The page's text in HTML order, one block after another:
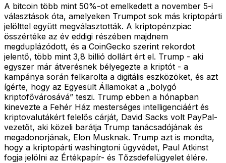
A bitcoin több mint 50%-ot emelkedett a november 5-i
választások óta, amelyeken Trumpot sok más kriptopárti
jelölttel együtt megválasztották. A kriptopénzpiac
összértéke az év eddigi részében majdnem
megduplázódott, és a CoinGecko szerint rekordot
jelentő, több mint 3,8 billió dollárt ért el. Trump - aki
egyszer már átverésnek bélyegezte a kriptót - a
kampánya során felkarolta a digitális eszközöket, és azt
ígérte, hogy az Egyesült Államokat a „bolygó
kriptofővárosává” teszi. Trump ebben a hónapban
kinevezte a Fehér Ház mesterséges intelligenciáért és
kriptovalutákért felelős cárját, David Sacks volt PayPal-
vezetőt, aki közeli barátja Trump tanácsadójának és
megadonorjának, Elon Musknak. Trump azt is mondta,
hogy a kriptopárti washingtoni ügyvédet, Paul Atkinst
fogja jelölni az Értékpapír- és Tőzsdefelügyelet élére.